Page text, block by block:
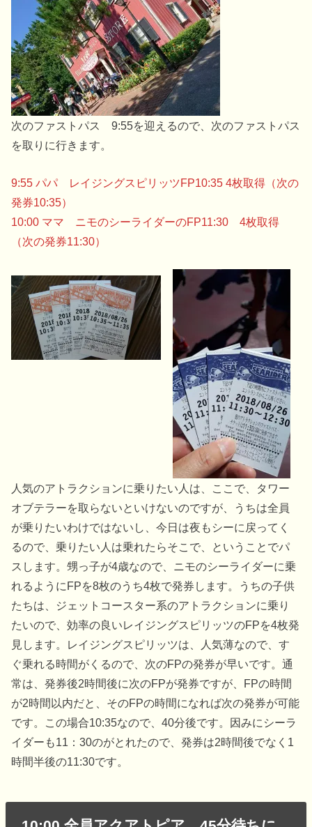
次のファストパス 9:55を迎えるので、次のファストパス
を取りに行きます。
9:55 パパ レイジングスピリッツFP10:35 4枚取得（次の
発券10:35）
10:00 ママ ニモのシーライダーのFP11:30 4枚取得
（次の発券11:30）
人気のアトラクションに乗りたい人は、ここで、タワー
オブテラーを取らないといけないのですが、うちは全員
が乗りたいわけではないし、今日は夜もシーに戻ってく
るので、乗りたい人は乗れたらそこで、ということでパ
スします。甥っ子が4歳なので、ニモのシーライダーに乗
れるようにFPを8枚のうち4枚で発券します。うちの子供
たちは、ジェットコースター系のアトラクションに乗り
たいので、効率の良いレイジングスピリッツのFPを4枚発
見します。レイジングスピリッツは、人気薄なので、す
ぐ乗れる時間がくるので、次のFPの発券が早いです。通
常は、発券後2時間後に次のFPが発券ですが、FPの時間
が2時間以内だと、そのFPの時間になれば次の発券が可能
です。この場合10:35なので、40分後です。因みにシーラ
イダーも11：30のがとれたので、発券は2時間後でなく1
時間半後の11:30です。